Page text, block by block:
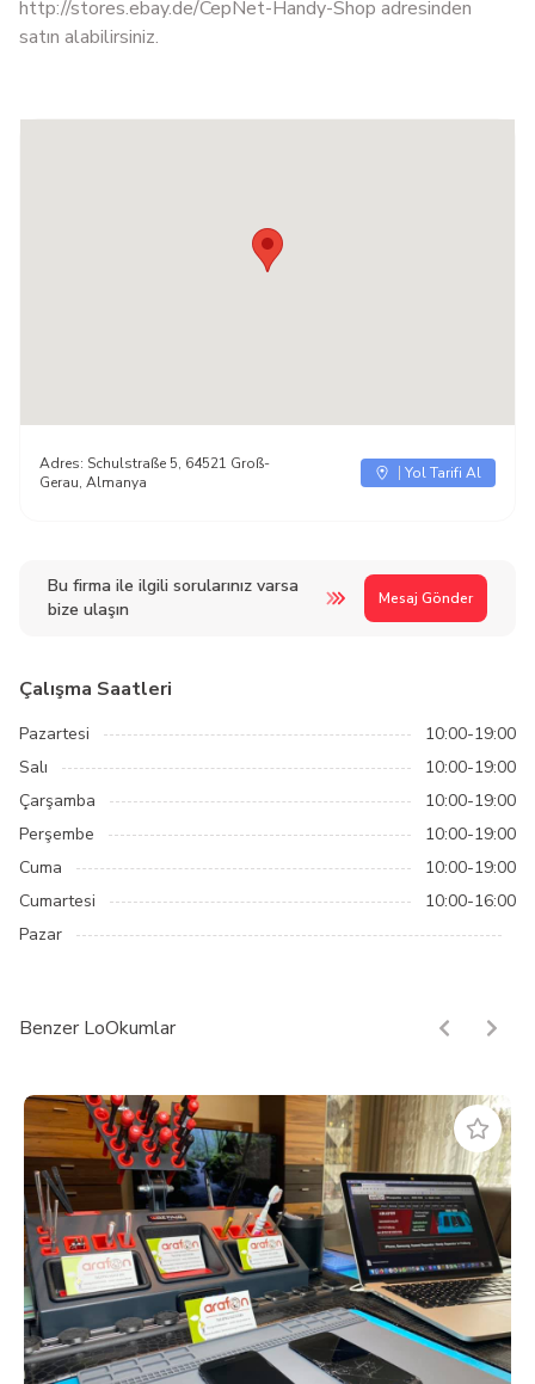
http://stores.ebay.de/CepNet-Handy-Shop adresinden
satın alabilirsiniz.
Bu firma ile ilgili sorularınız varsa
bize ulaşın
Mesaj Gönder
Adres: Schulstraße 5, 64521 Groß-
Gerau, Almanya
Yol Tarifi Al
Çalışma Saatleri
Pazartesi
10:00-19:00
Salı
10:00-19:00
Çarşamba
10:00-19:00
Perşembe
10:00-19:00
Cuma
10:00-19:00
Cumartesi
10:00-16:00
Pazar
Benzer LoOkumlar